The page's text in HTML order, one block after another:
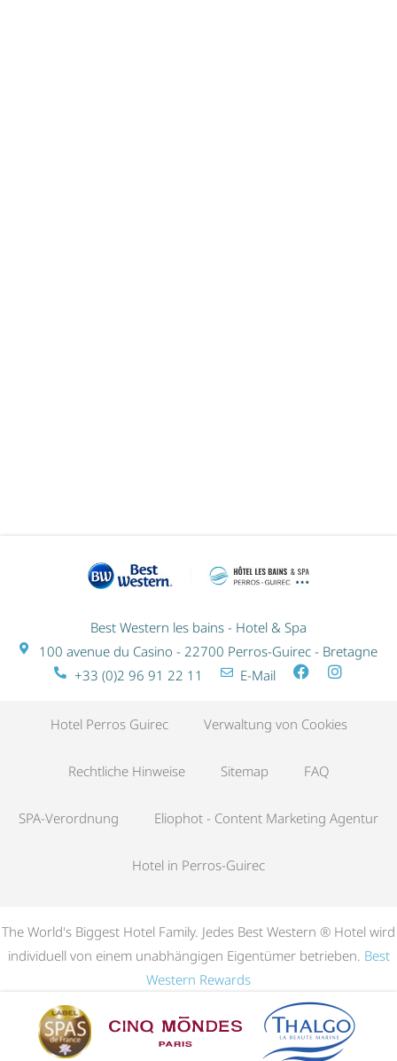
Best Western les bains - Hotel & Spa
100 avenue du Casino - 22700 Perros-Guirec - Bretagne
+33 (0)2 96 91 22 11
E-Mail
Hotel Perros Guirec Verwaltung von Cookies
Rechtliche Hinweise Sitemap FAQ
SPA-Verordnung Eliophot - Content Marketing Agentur
Hotel in Perros-Guirec
The World's Biggest Hotel Family. Jedes Best Western ® Hotel wird
individuell von einem unabhängigen Eigentümer betrieben. Best
Western Rewards